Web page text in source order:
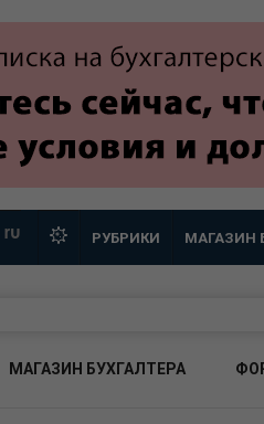
ru РУБРИКИ МАГАЗИН
МАГАЗИН БУХГАЛТЕРА